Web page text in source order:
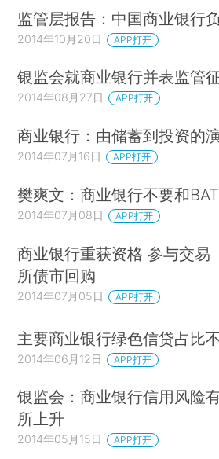
监管层报告：中国商业银行
2014年10月20日 APP打开
银监会就商业银行并表监管
2014年08月27日 APP打开
商业银行：由储蓄到投资的演
2014年07月16日 APP打开
樊爽文：商业银行不要和
2014年07月08日 APP打开
商业银行重获资格 参与交易
所债市回购
2014年07月05日 APP打开
主要商业银行绿色信贷占比
2014年06月12日 APP打开
银监会：商业银行信用风险
所上升
2014年05月15日 APP打开